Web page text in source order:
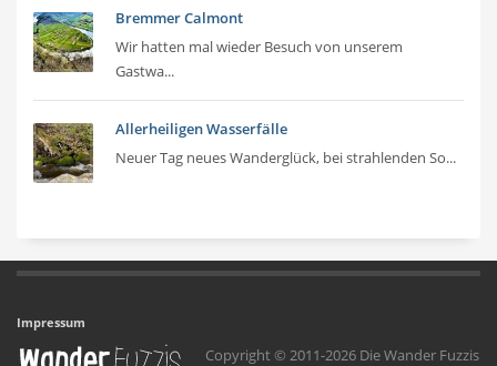
Bremmer Calmont
Wir hatten mal wieder Besuch von unserem
Gastwa...
Allerheiligen Wasserfälle
Neuer Tag neues Wanderglück, bei strahlenden So...
Impressum
Copyright © 2011-2026 Die Wander Fuzzis